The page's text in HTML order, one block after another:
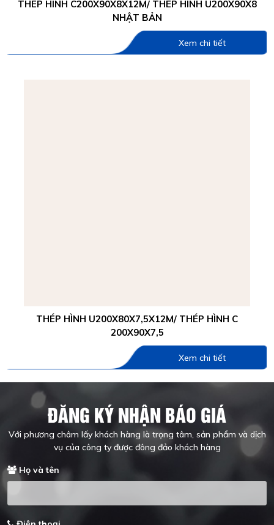
THÉP HÌNH C200X90X8X12M/ THÉP HÌNH U200X90X8
NHẬT BẢN
Xem chi tiết
THÉP HÌNH U200X80X7,5X12M/ THÉP HÌNH C
200X90X7,5
Xem chi tiết
ĐĂNG KÝ NHẬN BÁO GIÁ
Với phương châm lấy khách hàng là trọng tâm, sản phẩm và dịch
vụ của công ty được đông đảo khách hàng
Họ và tên